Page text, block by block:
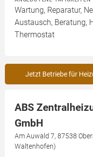
Wartung, Reparatur,
Austausch, Beratung,
Thermostat
Jetzt Betriebe für
ABS
GmbH
Am Auwald 7, 87538
Waltenhofen)